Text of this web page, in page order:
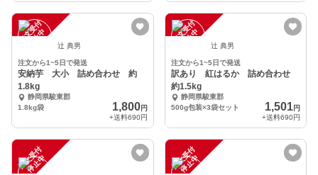
注
文
受
付
停
止
中 辻 典男
注文から1~5日で発送
安納芋 大小 詰め合わせ 約
1.8kg
静岡県駿東郡
1.8kg袋
1,800円
+送料690円
注
文
受
付
停
止
中 辻 典男
注文から1~5日で発送
訳あり 紅はるか 詰め合わせ
約1.5kg
静岡県駿東郡
500g包装×3袋セット
1,501円
+送料690円
注
文
受
付
停
止
中 注
文
受
付
停
止
中